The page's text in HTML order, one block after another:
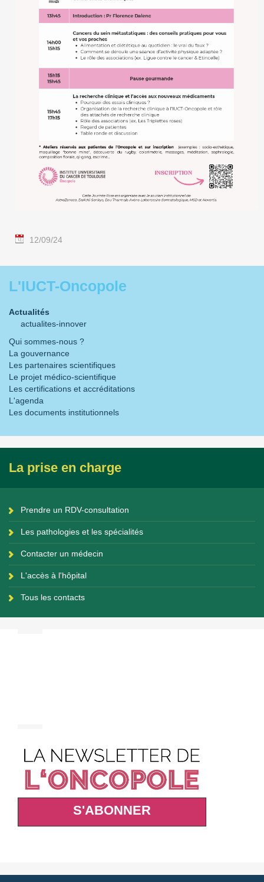
12/09/24
L'IUCT-Oncopole
Actualités
actualites-innover
Qui sommes-nous ?
La gouvernance
Les partenaires scientifiques
Le projet médico-scientifique
Les certifications et accréditations
L'agenda
Les documents institutionnels
La prise en charge
Prendre un RDV-consultation
Les pathologies et les spécialités
Contacter un médecin
L'accès à l'hôpital
Tous les contacts
S'ABONNER